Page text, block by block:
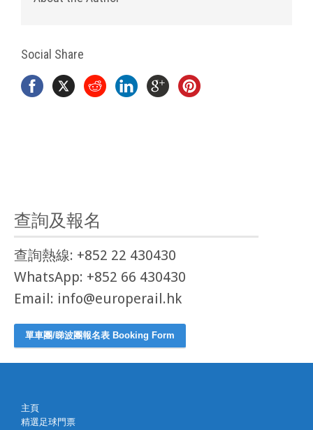
Social Share
查詢及報名
查詢熱線: +852 22 430430
WhatsApp: +852 66 430430
Email: info@europerail.hk
單車團/睇波團報名表 Booking Form
主頁
精選足球門票